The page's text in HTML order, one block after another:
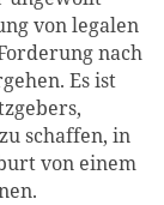
von legalen
nach
n. Es ist
schaffen, in
von einem